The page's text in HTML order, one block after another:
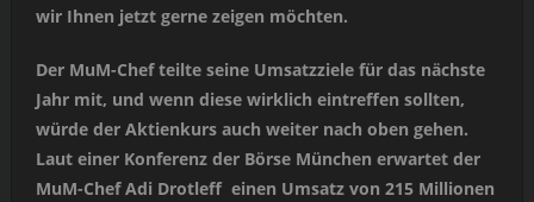
wir Ihnen jetzt gerne zeigen möchten.
Der MuM-Chef teilte seine Umsatzziele für das nächste
Jahr mit, und wenn diese wirklich eintreffen sollten,
würde der Aktienkurs auch weiter nach oben gehen.
Laut einer Konferenz der Börse München erwartet der
MuM-Chef Adi Drotleff einen Umsatz von 215 Millionen